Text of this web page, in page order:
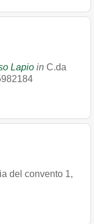
Lapio in C.da
del convento 1,